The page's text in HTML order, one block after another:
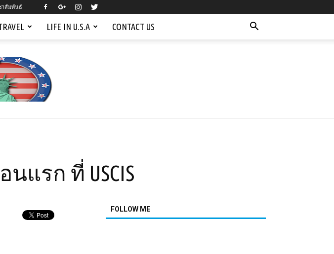
าสัมพันธ์
LIFE IN U.S.A CONTACT US
รก ที่ USCIS
FOLLOW ME